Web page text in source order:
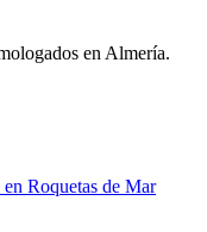
en Almería.
Roquetas de Mar